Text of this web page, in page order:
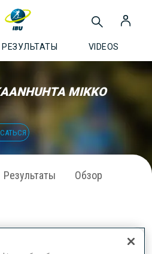
РЕЗУЛЬТАТЫ VIDEOS
MIKKO
Результаты Обзор